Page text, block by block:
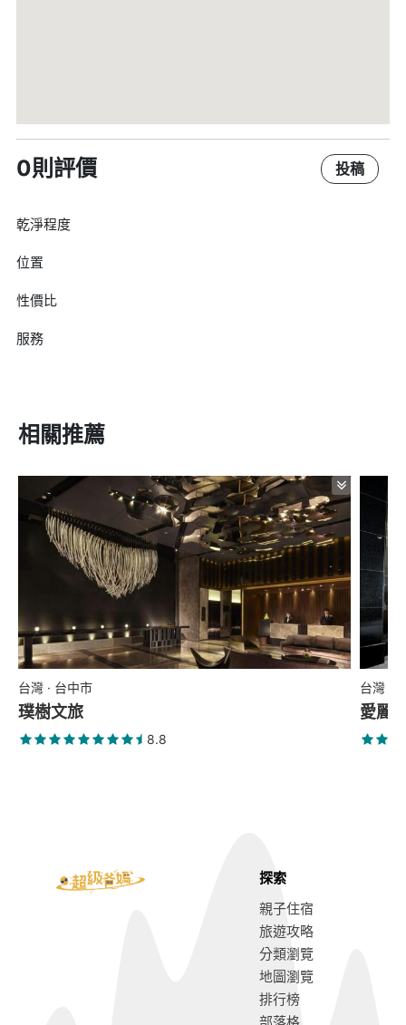
0則評價 投稿
乾淨程度
位置
性價比
服務
相關推薦
台灣 · 台中市
璞樹文旅
8.8
台灣 ·
愛麗
探索
親子住宿
旅遊攻略
分類瀏覽
地圖瀏覽
排行榜